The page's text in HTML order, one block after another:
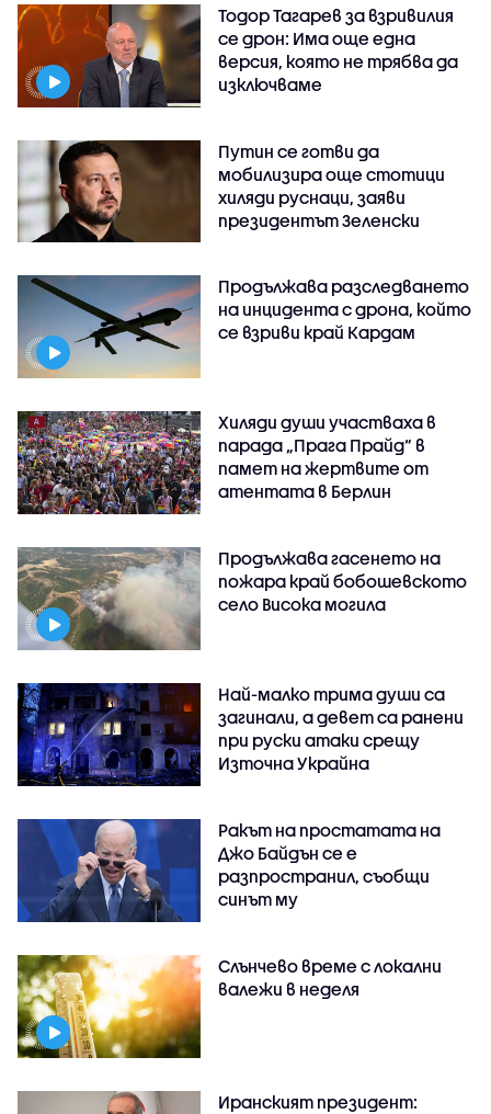
Тодор Тагарев за взривилия
се дрон: Има още една
версия, която не трябва да
изключваме
Путин се готви да
мобилизира още стотици
хиляди руснаци, заяви
президентът Зеленски
Продължава разследването
на инцидента с дрона, който
се взриви край Кардам
Хиляди души участваха в
парада „Прага Прайд“ в
памет на жертвите от
атентата в Берлин
Продължава гасенето на
пожара край бобошевското
село Висока могила
Най-малко трима души са
загинали, а девет са ранени
при руски атаки срещу
Източна Украйна
Ракът на простатата на
Джо Байдън се е
разпространил, съобщи
синът му
Слънчево време с локални
валежи в неделя
Иранският президент: